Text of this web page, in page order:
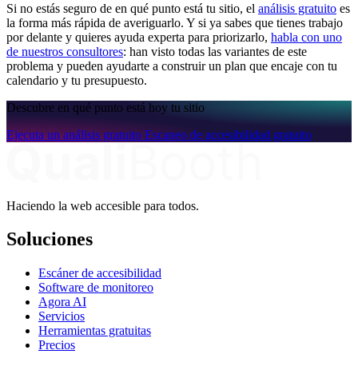
Si no estás seguro de en qué punto está tu sitio, el análisis gratuito es
la forma más rápida de averiguarlo. Y si ya sabes que tienes trabajo
por delante y quieres ayuda experta para priorizarlo, habla con uno
de nuestros consultores: han visto todas las variantes de este
problema y pueden ayudarte a construir un plan que encaje con tu
calendario y tu presupuesto.
Descubre en qué punto está hoy tu sitio
Ejecuta un análisis gratuito Escaneo de accesibilidad gratuito
Haciendo la web accesible para todos.
Soluciones
Escáner de accesibilidad
Software de monitoreo
Agora AI
Servicios
Herramientas gratuitas
Precios